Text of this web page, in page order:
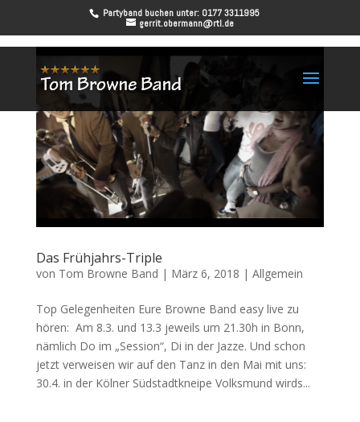
Partyband buchen unter: 0177 3311995
gerrit.obermann@rtl.de
Das Frühjahrs-Triple
von Tom Browne Band | März 6, 2018 | Allgemein
Top Gelegenheiten Eure Browne Band easy live zu
hören: Am 8.3. und 13.3 jeweils um 21.30h in Bonn,
nämlich Do im „Session“, Di in der Jazze. Und schon
jetzt verweisen wir auf den Tanz in den Mai mit uns:
30.4. in der Kölner Südstadtkneipe Volksmund wirds...